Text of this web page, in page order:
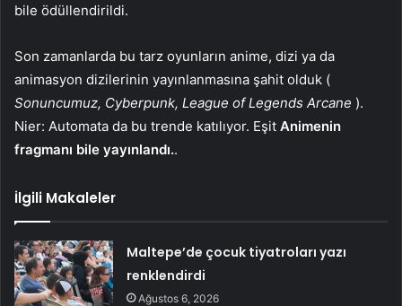
bile ödüllendirildi.
Son zamanlarda bu tarz oyunların anime, dizi ya da
animasyon dizilerinin yayınlanmasına şahit olduk (
Sonuncumuz, Cyberpunk, League of Legends Arcane ).
Nier: Automata da bu trende katılıyor. Eşit Animenin
fragmanı bile yayınlandı..
İlgili Makaleler
Maltepe’de çocuk tiyatroları yazı
renklendirdi
Ağustos 6, 2026